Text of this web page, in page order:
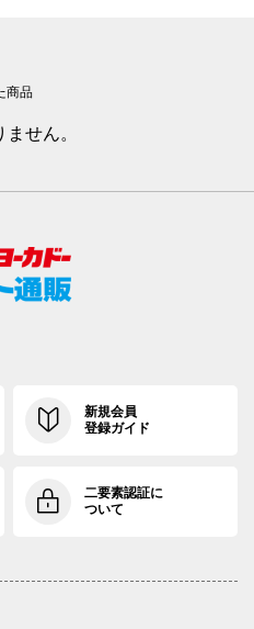
商品
せん。
新規会員
登録ガイド
二要素認証に
ついて